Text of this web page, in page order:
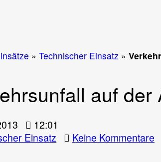
»Technischer Einsatz »
auf der
12:01
Einsatz
Keine Kommentarezu